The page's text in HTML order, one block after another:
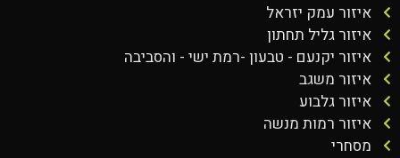
איזור עמק יזראל
איזור גליל תחתון
איזור יקנעם - טבעון -רמת ישי - והסביבה
איזור משגב
איזור גלבוע
איזור רמות מנשה
מסחרי